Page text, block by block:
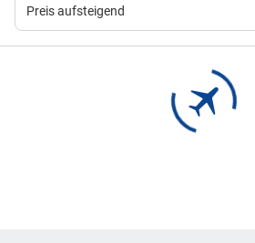
Preis aufsteigend